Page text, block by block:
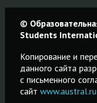
Гостиничный
за
рубежом
Обучение
©
Students
Копирование и
данного сайта
c письменного
сайт www.austral.ru